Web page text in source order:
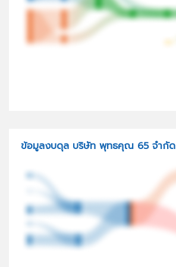
ข้อมูลงบดุล บริษัท พุทธคุณ 65 จำกัด